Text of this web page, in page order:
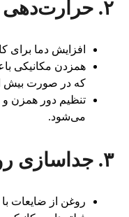
۲. حرارت‌دهی و همزدن
افزایش دما برای
همزدن مکانیکی
که در صورت بیش
تنظیم دور همزن
می‌شود.
۳. جداسازی روغن
روغن از ضایعات با